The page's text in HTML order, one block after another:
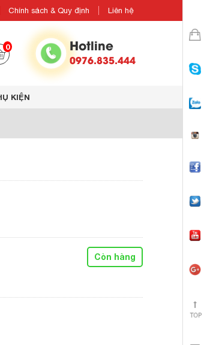
Chính sách & Quy định Liên hệ
0 Hotline
0976.835.444
KIỆN
Còn hàng